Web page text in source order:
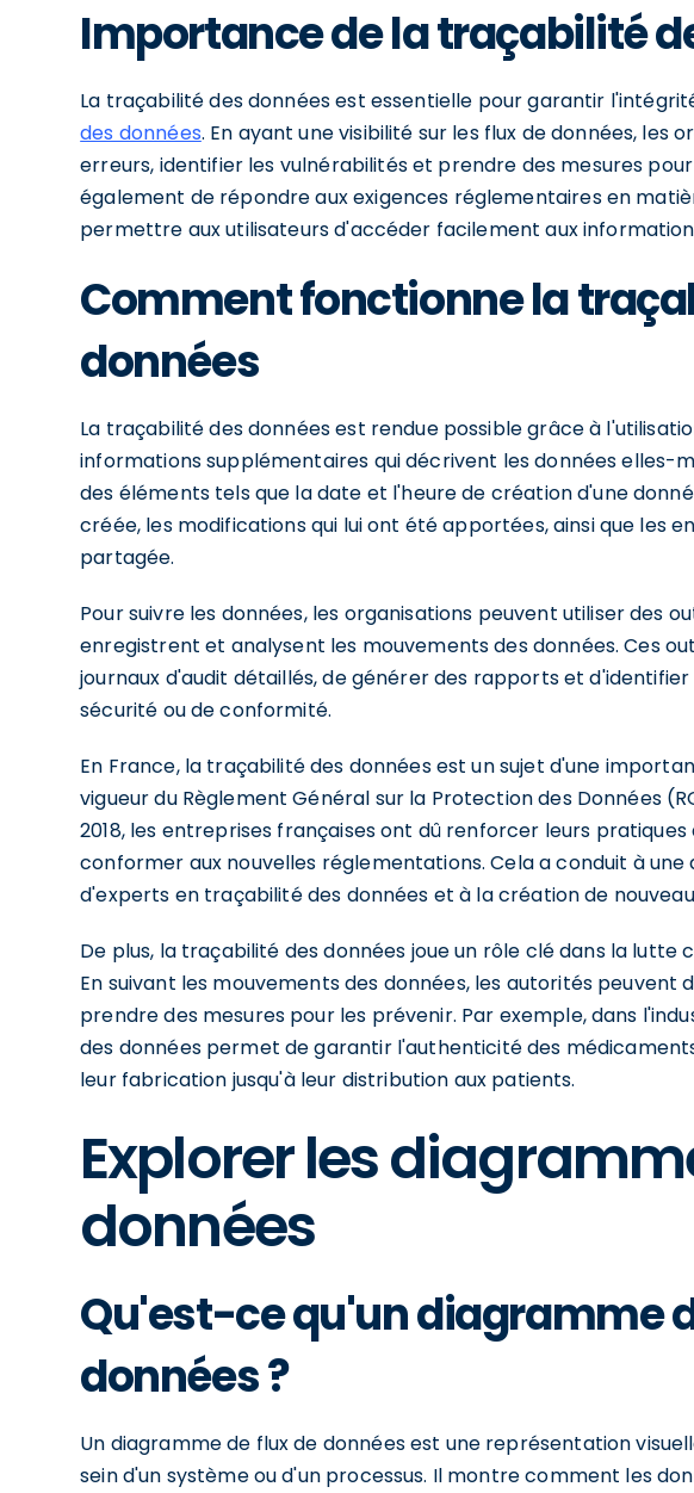
Importance de la traçabilité
La traçabilité des données est essentielle pour garantir
des données. En ayant une visibilité sur les flux de données, les
erreurs, identifier les vulnérabilités et prendre des mesures
également de répondre aux exigences réglementaires en
permettre aux utilisateurs d'accéder facilement aux
Comment fonctionne la
données
La traçabilité des données est rendue possible grâce à
informations supplémentaires qui décrivent les données elles-
des éléments tels que la date et l'heure de création d'une
créée, les modifications qui lui ont été apportées, ainsi que les
partagée.
Pour suivre les données, les organisations peuvent utiliser des
enregistrent et analysent les mouvements des données. Ces
journaux d'audit détaillés, de générer des rapports et
sécurité ou de conformité.
En France, la traçabilité des données est un sujet d'une
vigueur du Règlement Général sur la Protection des Données
2018, les entreprises françaises ont dû renforcer leurs
conformer aux nouvelles réglementations. Cela a conduit à
d'experts en traçabilité des données et à la création de
De plus, la traçabilité des données joue un rôle clé dans la
En suivant les mouvements des données, les autorités
prendre des mesures pour les prévenir. Par exemple, dans
des données permet de garantir l'authenticité des
leur fabrication jusqu'à leur distribution aux patients.
Explorer les
données
Qu'est-ce qu'un diagramme
données ?
Un diagramme de flux de données est une représentation
sein d'un système ou d'un processus. Il montre comment les